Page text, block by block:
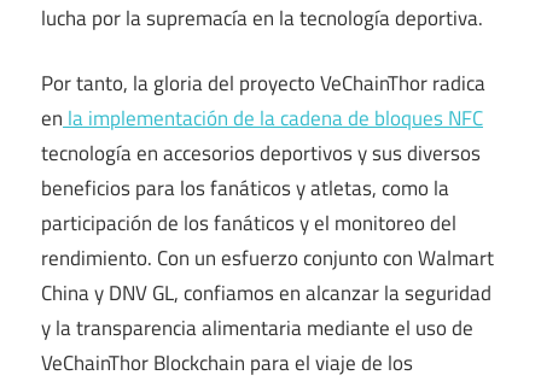
lucha por la supremacía en la tecnología deportiva.
Por tanto, la gloria del proyecto VeChainThor radica
en la implementación de la cadena de bloques NFC
tecnología en accesorios deportivos y sus diversos
beneficios para los fanáticos y atletas, como la
participación de los fanáticos y el monitoreo del
rendimiento. Con un esfuerzo conjunto con Walmart
China y DNV GL, confiamos en alcanzar la seguridad
y la transparencia alimentaria mediante el uso de
VeChainThor Blockchain para el viaje de los